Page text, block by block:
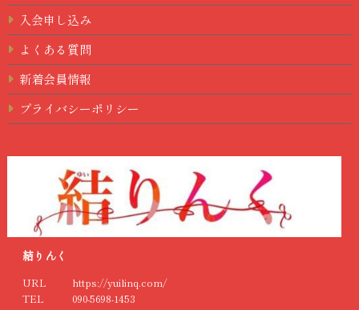
入会申し込み
よくある質問
新着会員情報
プライバシーポリシー
結りんく
URL
https://yuilinq.com/
TEL
090-5698-1453